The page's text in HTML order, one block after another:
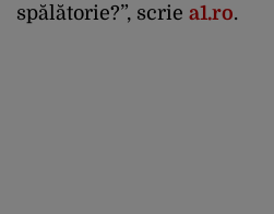
spălătorie?”, scrie a1.ro.